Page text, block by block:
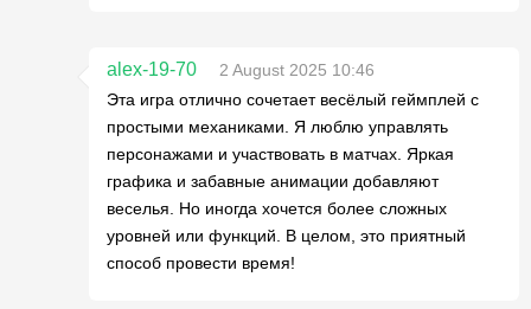
alex-19-70
2 August 2025 10:46
Эта игра отлично сочетает весёлый геймплей с
простыми механиками. Я люблю управлять
персонажами и участвовать в матчах. Яркая
графика и забавные анимации добавляют
веселья. Но иногда хочется более сложных
уровней или функций. В целом, это приятный
способ провести время!